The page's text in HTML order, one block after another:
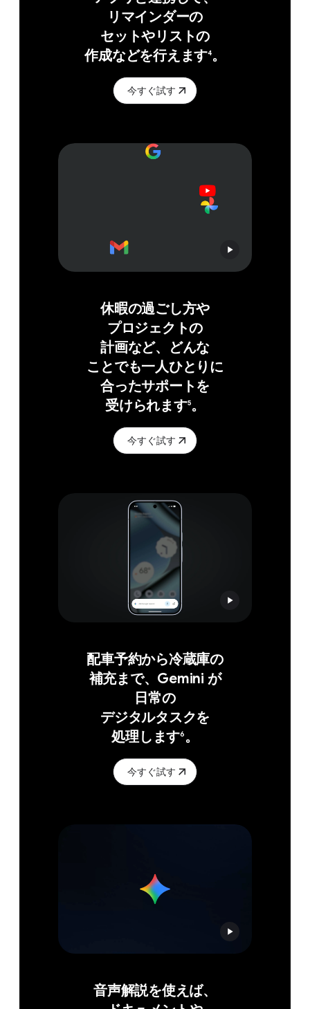
リマインダーの​
セットや​リストの​
作成などを​行えます4。
今すぐ試す
休暇の​過ごし方​や​
プロジェクトの​
計画など、​どんな​
ことでも​一人​ひとりに​
合った​サポートを​
受けられます5。
今すぐ試す
配車予約から​冷蔵庫の​
補充まで、​Gemini が​
日常の​
デジタルタスクを​
処理します6 。
今すぐ試す
音声解説を​使えば、​